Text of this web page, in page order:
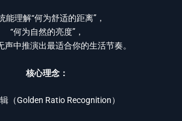
能理解“何为舒适的距离”，
“何为自然的亮度”，
声中推演出最适合你的生活节奏。
核心理念：
（Golden Ratio Recognition）